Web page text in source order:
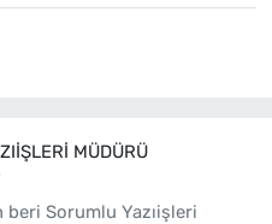
MÜDÜRÜ
beri Sorumlu Yazıişleri